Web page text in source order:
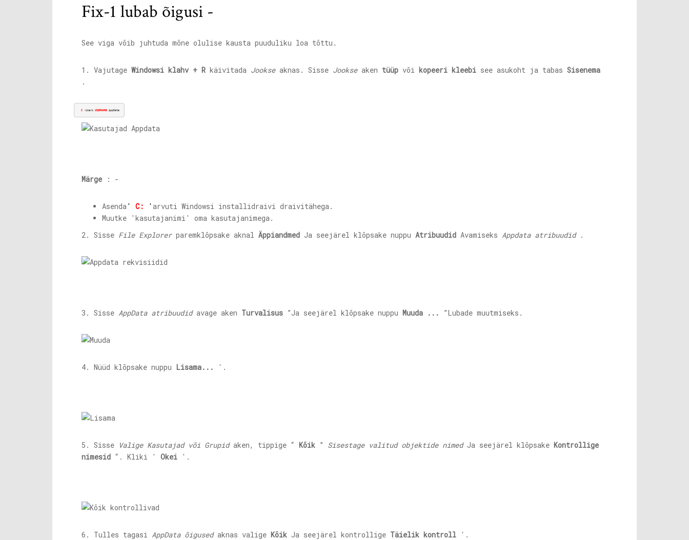
Fix-1 lubab õigusi -
See viga võib juhtuda mõne olulise kausta puuduliku loa tõttu.
1. Vajutage Windowsi klahv + R käivitada Jookseaknas. Sisse Jookseaken tüüp või kopeeri kleebi see asukoht ja tabas Sisenema
.
C :Users USERNAME AppData
Märge : -
Asenda' C: ' arvuti Windowsi installidraivi draivitähega.
Muutke 'kasutajanimi' oma kasutajanimega.
2. Sisse File Explorerparemklõpsake aknal Äppiandmed Ja seejärel klõpsake nuppu Atribuudid Avamiseks Appdata atribuudid.
3. Sisse AppData atribuudidavage aken Turvalisus ”Ja seejärel klõpsake nuppu Muuda ... ”Lubade muutmiseks.
4. Nüüd klõpsake nuppu Lisama... '.
5. Sisse Valige Kasutajad või Grupidaken, tippige “ Kõik ” Sisestage valitud objektide nimedJa seejärel klõpsake Kontrollige
nimesid “. Kliki ' Okei '.
6. Tulles tagasi AppData õigusedaknas valige Kõik Ja seejärel kontrollige Täielik kontroll '.